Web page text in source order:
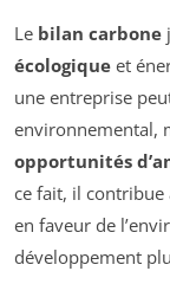
Le bilan carbone
écologique et
une entreprise
environnemental,
opportunités
ce fait, il contribue
en faveur de
développement